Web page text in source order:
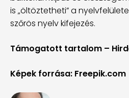
is „öltöztetheti” a
szőrös nyelv kifejezés.
Támogatott tartalom –
Képek forrása: Freepik.com